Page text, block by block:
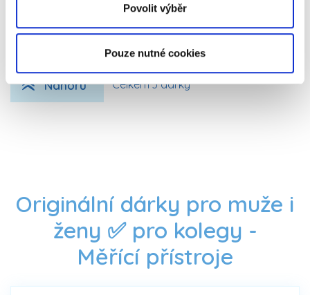
Povolit výběr
Pouze nutné cookies
Zobrazit více
Nahoru Celkem 3 dárky
Originální dárky pro muže i
ženy ✅ pro kolegy -
Měřící přístroje